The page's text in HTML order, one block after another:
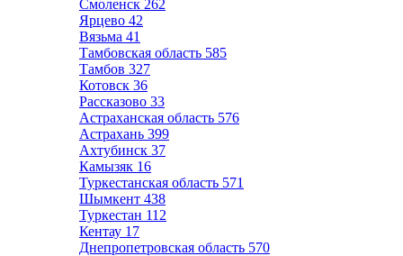
Смоленск 262
Ярцево 42
Вязьма 41
Тамбовская область 585
Тамбов 327
Котовск 36
Рассказово 33
Астраханская область 576
Астрахань 399
Ахтубинск 37
Камызяк 16
Туркестанская область 571
Шымкент 438
Туркестан 112
Кентау 17
Днепропетровская область 570